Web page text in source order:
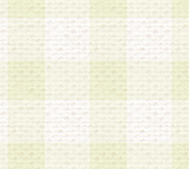
は、以下の目的に
識別できる情報
当社の責任におい
社は、当該委託
とともに、本規約
させるものとし ま